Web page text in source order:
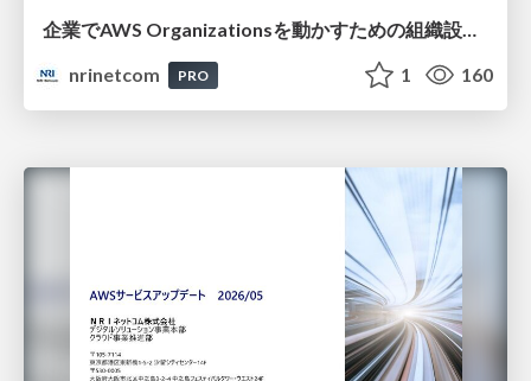
nrinetcom
PRO 1 160